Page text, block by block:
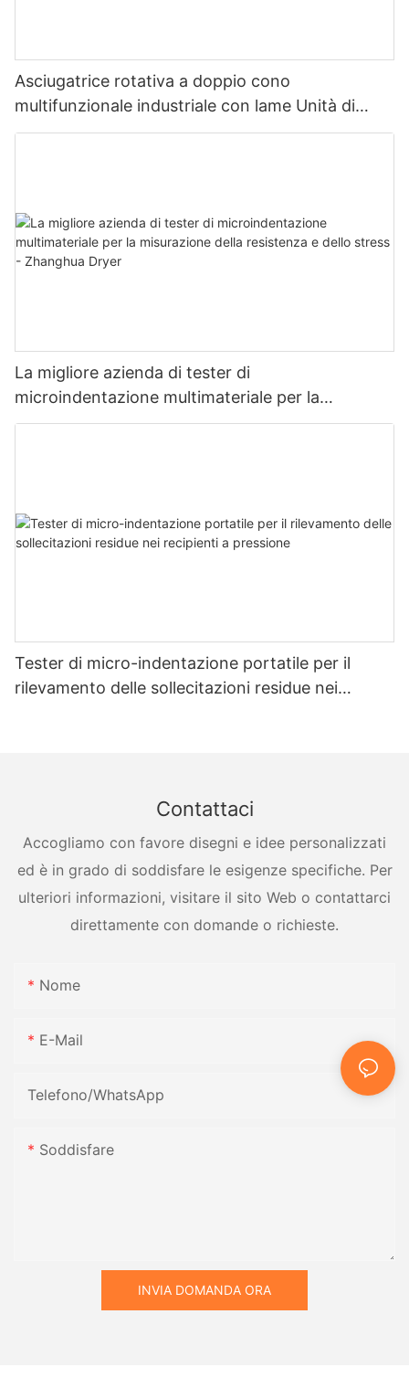
Asciugatrice rotativa a doppio cono
multifunzionale industriale con lame Unità di
asciugatura multifunzionale con lame
La migliore azienda di tester di
microindentazione multimateriale per la
misurazione della resistenza e dello stress -
Tester di micro-indentazione portatile per il
rilevamento delle sollecitazioni residue nei
Contattaci
Accogliamo con favore disegni e idee personalizzati
ed è in grado di soddisfare le esigenze specifiche. Per
ulteriori informazioni, visitare il sito Web o contattarci
direttamente con domande o richieste.
Nome
E-Mail
Telefono/WhatsApp
Soddisfare
INVIA DOMANDA ORA